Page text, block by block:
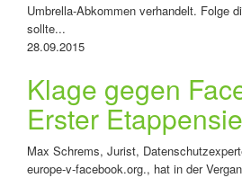
Umbrella-Abkommen verhandelt. Folge
sollte...
28.09.2015
Klage gegen
Erster
Max Schrems, Jurist,
europe-v-facebook.org., hat in der